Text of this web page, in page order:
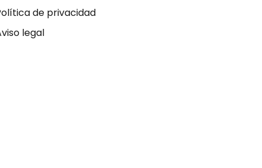
de privacidad
legal